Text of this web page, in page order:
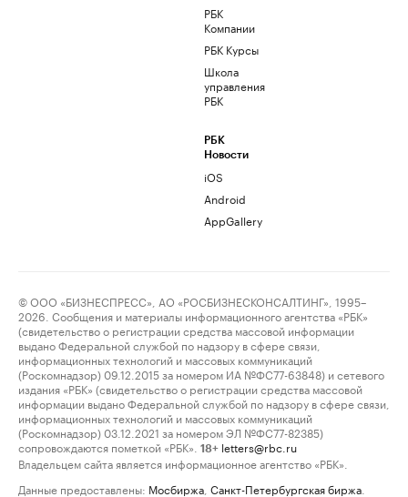
РБК
Компании
РБК Курсы
Школа
управления
РБК
РБК
Новости
iOS
Android
AppGallery
© ООО «БИЗНЕСПРЕСС», АО «РОСБИЗНЕСКОНСАЛТИНГ», 1995–
2026. Сообщения и материалы информационного агентства «РБК»
(свидетельство о регистрации средства массовой информации
выдано Федеральной службой по надзору в сфере связи,
информационных технологий и массовых коммуникаций
(Роскомнадзор) 09.12.2015 за номером ИА №ФС77-63848) и сетевого
издания «РБК» (свидетельство о регистрации средства массовой
информации выдано Федеральной службой по надзору в сфере связи,
информационных технологий и массовых коммуникаций
(Роскомнадзор) 03.12.2021 за номером ЭЛ №ФС77-82385)
сопровождаются пометкой «РБК».
18+ letters@rbc.ru
Владельцем сайта является информационное агентство «РБК».
Данные предоставлены: Мосбиржа Санкт-Петербургская биржа